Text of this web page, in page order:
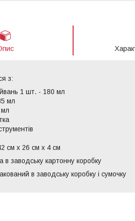
з:
1 шт. - 180 мл
мл
см х 26 см х 4 см
в заводську картонну коробку
в заводську коробку і сумочку